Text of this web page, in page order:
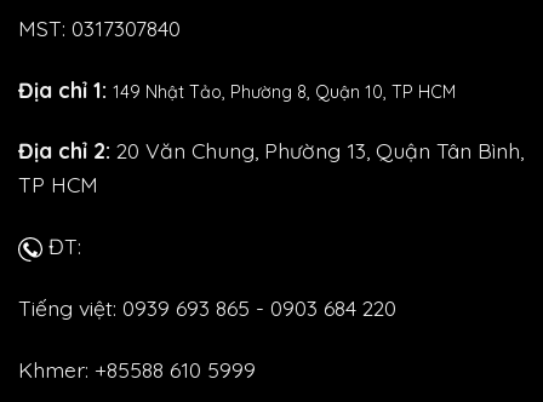
MST: 0317307840
Địa chỉ 1: 149 Nhật Tảo, Phường 8, Quận 10, TP HCM
Địa chỉ 2: 20 Văn Chung, Phường 13, Quận Tân Bình,
TP HCM
ĐT:
Tiếng việt: 0939 693 865 - 0903 684 220
Khmer: +85588 610 5999